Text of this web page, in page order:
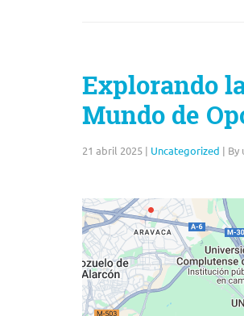
Explorando
Mundo de
21 abril 2025 | Uncategorized | By